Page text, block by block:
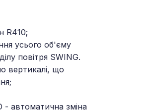
R410;
усього об'єму
повітря SWING.
вертикалі, що
- автоматична зміна